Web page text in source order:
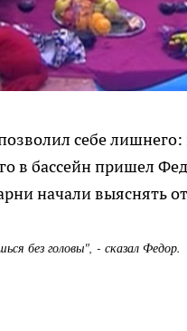
себе лишнего:
в бассейн пришел
начали выяснять
без головы", - сказал Федор.